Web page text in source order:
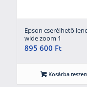
Epson cserélhető
wide zoom 1
895 600 Ft
Kosárba